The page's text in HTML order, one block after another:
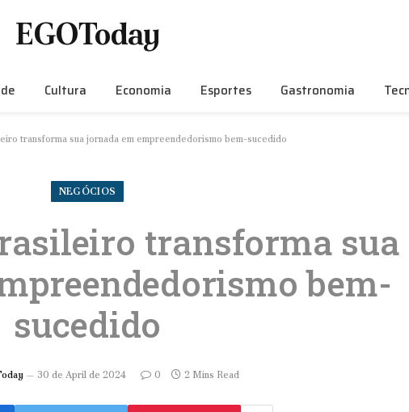
EGOToday
Cultura Economia Esportes Gastronomia
transforma sua jornada em empreendedorismo bem-sucedido
NEGÓCIOS
transforma sua
bem-
sucedido
30 de April de 2024 0 2 Mins Read